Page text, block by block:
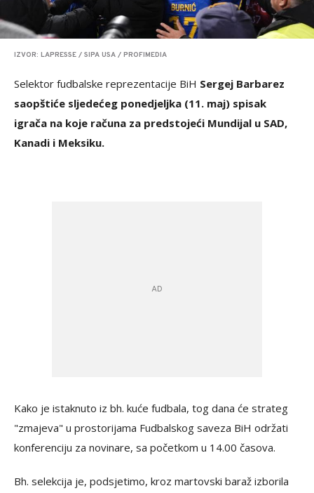
IZVOR: LAPRESSE / SIPA USA / PROFIMEDIA
Selektor fudbalske reprezentacije BiH Sergej Barbarez
saopštiće sljedećeg ponedjeljka (11. maj) spisak
igrača na koje računa za predstojeći Mundijal u SAD,
Kanadi i Meksiku.
Kako je istaknuto iz bh. kuće fudbala, tog dana će strateg
"zmajeva" u prostorijama Fudbalskog saveza BiH održati
konferenciju za novinare, sa početkom u 14.00 časova.
Bh. selekcija je, podsjetimo, kroz martovski baraž izborila